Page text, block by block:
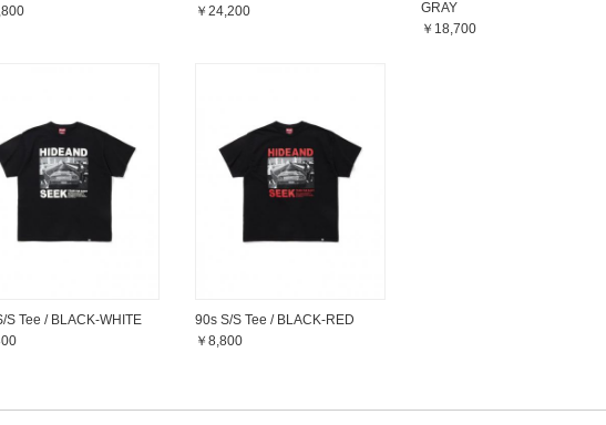
￥24,200
GRAY
￥18,700
S Tee / BLACK-WHITE
90s S/S Tee / BLACK-RED
￥8,800